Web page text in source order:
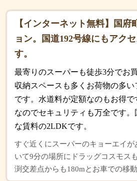
【インターネット無料】国
ョン。国道192号線にもアク
す。
最寄りのスーパーも徒歩3分でお
収納スペースも多くお荷物の多
です。水道料が定額なのもお得
なのでセキュリティも万全です
な賃料の2LDKです。
すぐ近くにスーパーのキョーエイ
いて9分の場所にドラッグコスモス
渕交差点からも180mとお車での移